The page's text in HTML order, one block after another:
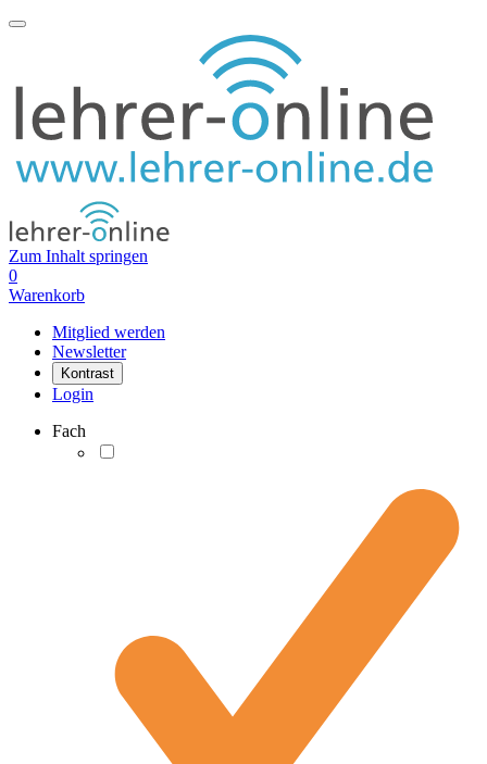
Zum Inhalt springen
0
Warenkorb
Mitglied werden
Newsletter
Kontrast
Login
Fach